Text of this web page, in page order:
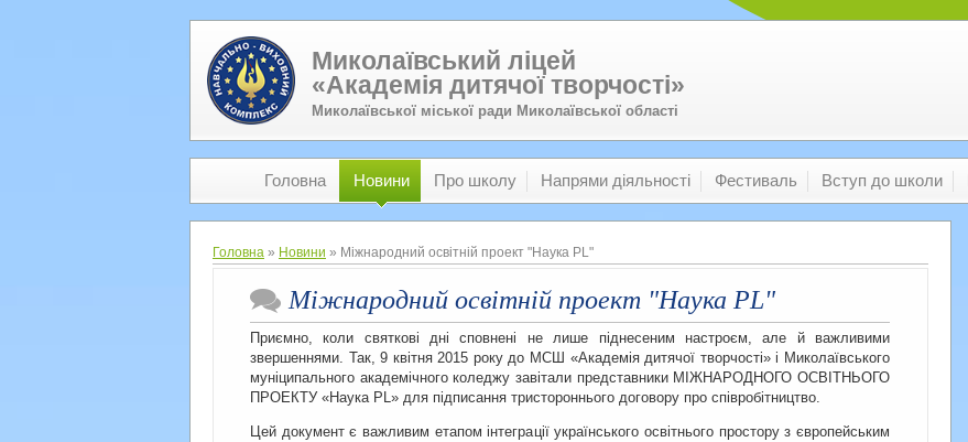
Миколаївський ліцей
«Академія дитячої творчості»
Миколаївської міської ради Миколаївської області
Головна Новини Про школу Напрями діяльності Фестиваль Вступ до школи
Головна » Новини » Міжнародний освітній проект "Наука PL"
Міжнародний освітній проект "Наука PL"
Приємно, коли святкові дні сповнені не лише піднесеним настроєм, але й важливими
звершеннями. Так, 9 квітня 2015 року до МСШ «Академія дитячої творчості» і Миколаївського
муніципального академічного коледжу завітали представники МІЖНАРОДНОГО ОСВІТНЬОГО
ПРОЕКТУ «Наука PL» для підписання тристороннього договору про співробітництво.
Цей документ є важливим етапом інтеграції українського освітнього простору з європейським